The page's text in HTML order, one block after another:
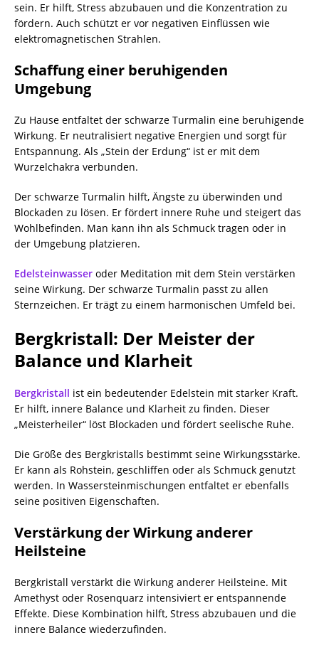
sein. Er hilft, Stress abzubauen und die Konzentration zu
fördern. Auch schützt er vor negativen Einflüssen wie
elektromagnetischen Strahlen.
Schaffung einer beruhigenden
Umgebung
Zu Hause entfaltet der schwarze Turmalin eine beruhigende
Wirkung. Er neutralisiert negative Energien und sorgt für
Entspannung. Als „Stein der Erdung“ ist er mit dem
Wurzelchakra verbunden.
Der schwarze Turmalin hilft, Ängste zu überwinden und
Blockaden zu lösen. Er fördert innere Ruhe und steigert das
Wohlbefinden. Man kann ihn als Schmuck tragen oder in
der Umgebung platzieren.
Edelsteinwasser oder Meditation mit dem Stein verstärken
seine Wirkung. Der schwarze Turmalin passt zu allen
Sternzeichen. Er trägt zu einem harmonischen Umfeld bei.
Bergkristall: Der Meister der
Balance und Klarheit
Bergkristall ist ein bedeutender Edelstein mit starker Kraft.
Er hilft, innere Balance und Klarheit zu finden. Dieser
„Meisterheiler“ löst Blockaden und fördert seelische Ruhe.
Die Größe des Bergkristalls bestimmt seine Wirkungsstärke.
Er kann als Rohstein, geschliffen oder als Schmuck genutzt
werden. In Wassersteinmischungen entfaltet er ebenfalls
seine positiven Eigenschaften.
Verstärkung der Wirkung anderer
Heilsteine
Bergkristall verstärkt die Wirkung anderer Heilsteine. Mit
Amethyst oder Rosenquarz intensiviert er entspannende
Effekte. Diese Kombination hilft, Stress abzubauen und die
innere Balance wiederzufinden.